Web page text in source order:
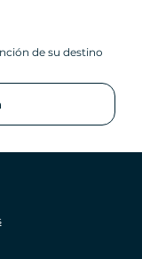
de su destino